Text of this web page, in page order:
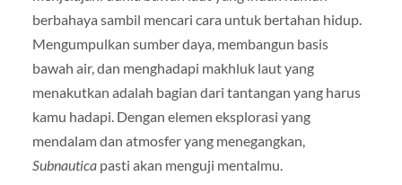
berbahaya sambil mencari cara untuk bertahan hidup.
Mengumpulkan sumber daya, membangun basis
bawah air, dan menghadapi makhluk laut yang
menakutkan adalah bagian dari tantangan yang harus
kamu hadapi. Dengan elemen eksplorasi yang
mendalam dan atmosfer yang menegangkan,
Subnauticapasti akan menguji mentalmu.